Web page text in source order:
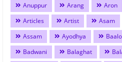
Anuppur
Arang Aron
Articles
Artist Asam
Assam
Ayodhya
Badwani
Balaghat